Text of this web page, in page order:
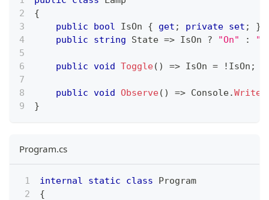
{
public
bool IsOn { get ; private set ;
}
public
string State => IsOn ? "On" :
public void Toggle( ) => IsOn = ! IsOn ;
public void Observe( ) => Console.
}
Program.cs
internal static class
Program
{